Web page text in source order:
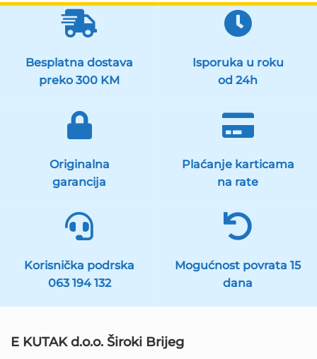
Besplatna dostava
preko 300 KM
Isporuka u roku
od 24h
Originalna
garancija
Plaćanje karticama
na rate
Korisnička podrska
063 194 132
Mogućnost povrata 15
dana
E KUTAK d.o.o. Široki Brijeg